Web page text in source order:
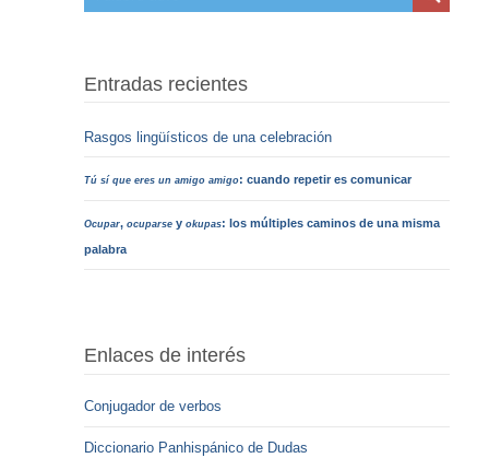
Entradas recientes
Rasgos lingüísticos de una celebración
Tú sí que eres un amigo amigo: cuando repetir es comunicar
Ocupar,ocuparse yokupas: los múltiples caminos de una misma
palabra
Enlaces de interés
Conjugador de verbos
Diccionario Panhispánico de Dudas